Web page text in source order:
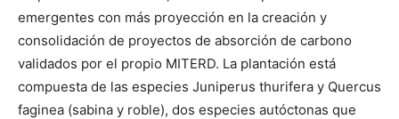
emergentes con más proyección en la creación y
consolidación de proyectos de absorción de carbono
validados por el propio MITERD. La plantación está
compuesta de las especies Juniperus thurifera y Quercus
faginea (sabina y roble), dos especies autóctonas que